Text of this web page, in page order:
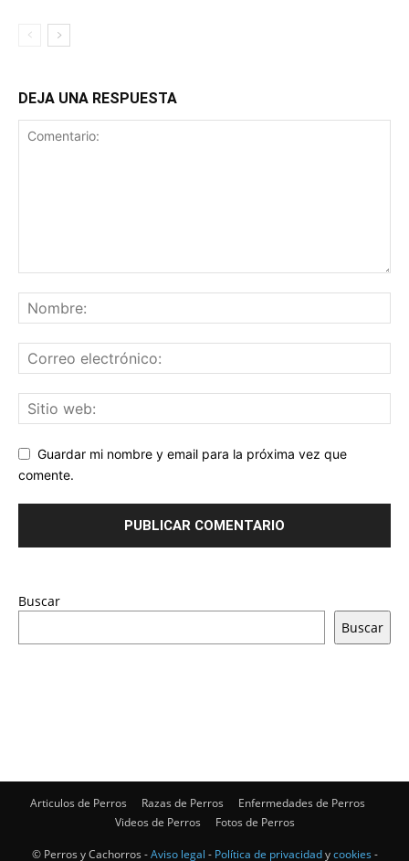
DEJA UNA RESPUESTA
Guardar mi nombre y email para la próxima vez que
comente.
Buscar
Buscar
Articulos de Perros Razas de Perros
Enfermedades de Perros
Videos de Perros
Fotos de Perros
© Perros y Cachorros -Aviso legal - Política de privacidadycookies -